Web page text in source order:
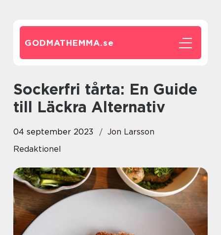
GODMATHEMMA.se
Sockerfri tårta: En Guide
till Läckra Alternativ
04 september 2023
Jon Larsson
Redaktionel